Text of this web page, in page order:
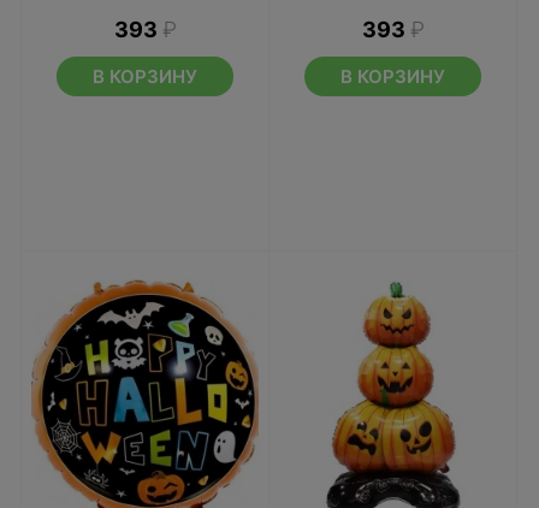
393 ₽
В КОРЗИНУ
393 ₽
В КОРЗИНУ